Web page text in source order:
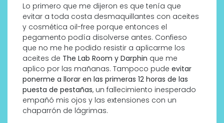
Lo primero que me dijeron es que tenía que
evitar a toda costa desmaquillantes con aceites
y cosmética oil-free porque entonces el
pegamento podía disolverse antes. Confieso
que no me he podido resistir a aplicarme los
aceites de The Lab Room y Darphin que me
aplico por las mañanas. Tampoco pude evitar
ponerme a llorar en las primeras 12 horas de las
puesta de pestañas, un fallecimiento inesperado
empañó mis ojos y las extensiones con un
chaparrón de lágrimas.